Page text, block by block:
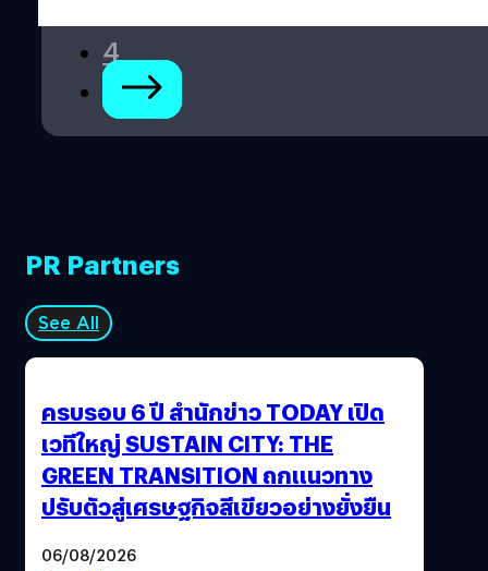
4
PR Partners
See All
ครบรอบ 6 ปี สำนักข่าว TODAY เปิด
เวทีใหญ่ SUSTAIN CITY: THE
GREEN TRANSITION ถกแนวทาง
ปรับตัวสู่เศรษฐกิจสีเขียวอย่างยั่งยืน
06/08/2026